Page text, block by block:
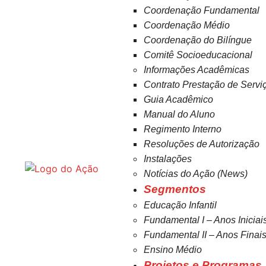
Coordenação Fundamental
Coordenação Médio
Coordenação do Bilíngue
Comitê Socioeducacional
Informações Acadêmicas
Contrato Prestação de
Guia Acadêmico
Manual do Aluno
Regimento Interno
Resoluções de Autorização
Instalações
Notícias do Ação (News)
Segmentos
Educação Infantil
Fundamental I – Anos
Fundamental II – Anos Finais
Ensino Médio